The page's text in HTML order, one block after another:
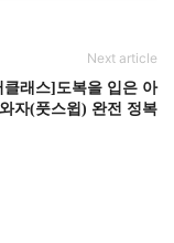
Next article
클래스]도복을 입은 아
자(풋스윕) 완전 정복